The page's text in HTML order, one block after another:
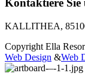
Kontaktiere Sie
KALLITHEA,
Copyright Ella
Web Design &Web